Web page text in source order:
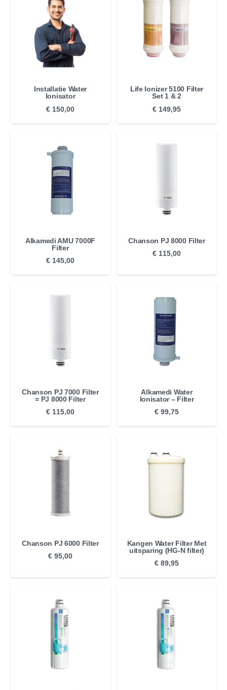
Installatie Water
Ionisator
€ 150,00
Life Ionizer 5100 Filter
Set 1 & 2
€ 149,95
Alkamedi AMU 7000F
Filter
€ 145,00
Chanson PJ 8000 Filter
€ 115,00
Chanson PJ 7000 Filter
= PJ 8000 Filter
€ 115,00
Alkamedi Water
Ionisator – Filter
€ 99,75
Chanson PJ 6000 Filter
€ 95,00
Kangen Water Filter Met
uitsparing (HG-N filter)
€ 89,95